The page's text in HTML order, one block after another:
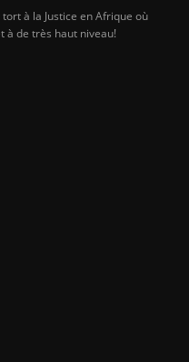
à la Justice en Afrique où
à de très haut niveau!